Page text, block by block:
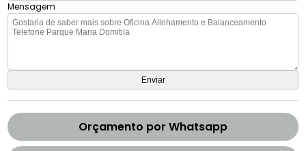
Mensagem
Orçamento por Whatsapp